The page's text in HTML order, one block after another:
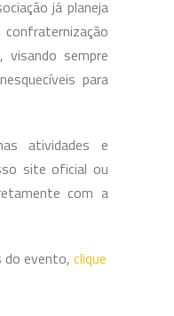
já planeja
visando sempre
para
atividades e
site oficial ou
com a
evento, clique